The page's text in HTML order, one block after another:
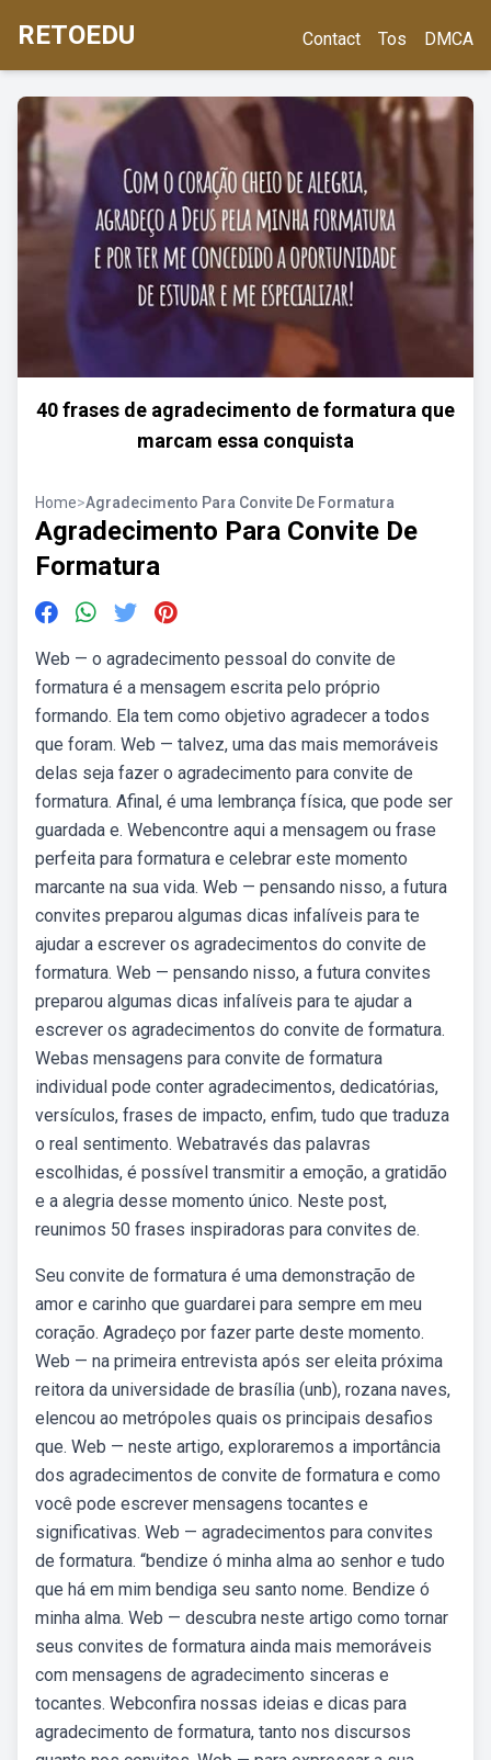
RETOEDU Contact Tos DMCA
40 frases de agradecimento de formatura que
marcam essa conquista
Home>Agradecimento Para Convite De Formatura
Agradecimento Para Convite De
Formatura
Web — o agradecimento pessoal do convite de
formatura é a mensagem escrita pelo próprio
formando. Ela tem como objetivo agradecer a todos
que foram. Web — talvez, uma das mais memoráveis
delas seja fazer o agradecimento para convite de
formatura. Afinal, é uma lembrança física, que pode ser
guardada e. Webencontre aqui a mensagem ou frase
perfeita para formatura e celebrar este momento
marcante na sua vida. Web — pensando nisso, a futura
convites preparou algumas dicas infalíveis para te
ajudar a escrever os agradecimentos do convite de
formatura. Web — pensando nisso, a futura convites
preparou algumas dicas infalíveis para te ajudar a
escrever os agradecimentos do convite de formatura.
Webas mensagens para convite de formatura
individual pode conter agradecimentos, dedicatórias,
versículos, frases de impacto, enfim, tudo que traduza
o real sentimento. Webatravés das palavras
escolhidas, é possível transmitir a emoção, a gratidão
e a alegria desse momento único. Neste post,
reunimos 50 frases inspiradoras para convites de.
Seu convite de formatura é uma demonstração de
amor e carinho que guardarei para sempre em meu
coração. Agradeço por fazer parte deste momento.
Web — na primeira entrevista após ser eleita próxima
reitora da universidade de brasília (unb), rozana naves,
elencou ao metrópoles quais os principais desafios
que. Web — neste artigo, exploraremos a importância
dos agradecimentos de convite de formatura e como
você pode escrever mensagens tocantes e
significativas. Web — agradecimentos para convites
de formatura. “bendize ó minha alma ao senhor e tudo
que há em mim bendiga seu santo nome. Bendize ó
minha alma. Web — descubra neste artigo como tornar
seus convites de formatura ainda mais memoráveis
com mensagens de agradecimento sinceras e
tocantes. Webconfira nossas ideias e dicas para
agradecimento de formatura, tanto nos discursos